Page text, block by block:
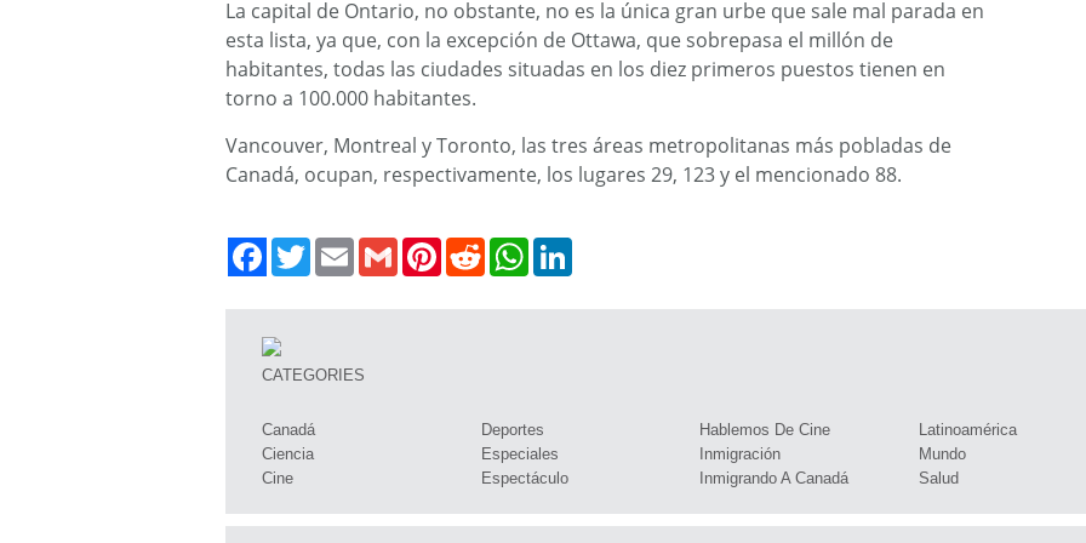
La capital de Ontario, no obstante, no es la única gran urbe que sale mal parada en
esta lista, ya que, con la excepción de Ottawa, que sobrepasa el millón de
habitantes, todas las ciudades situadas en los diez primeros puestos tienen en
torno a 100.000 habitantes.
Vancouver, Montreal y Toronto, las tres áreas metropolitanas más pobladas de
Canadá, ocupan, respectivamente, los lugares 29, 123 y el mencionado 88.
TwitterEmail Gmail PinterestRedditWhatsApp
CATEGORIES
Canadá
Ciencia
Cine
Deportes
Especiales
Espectáculo
Hablemos De Cine
Inmigración
Inmigrando A Canadá
Latinoamérica
Mundo
Salud